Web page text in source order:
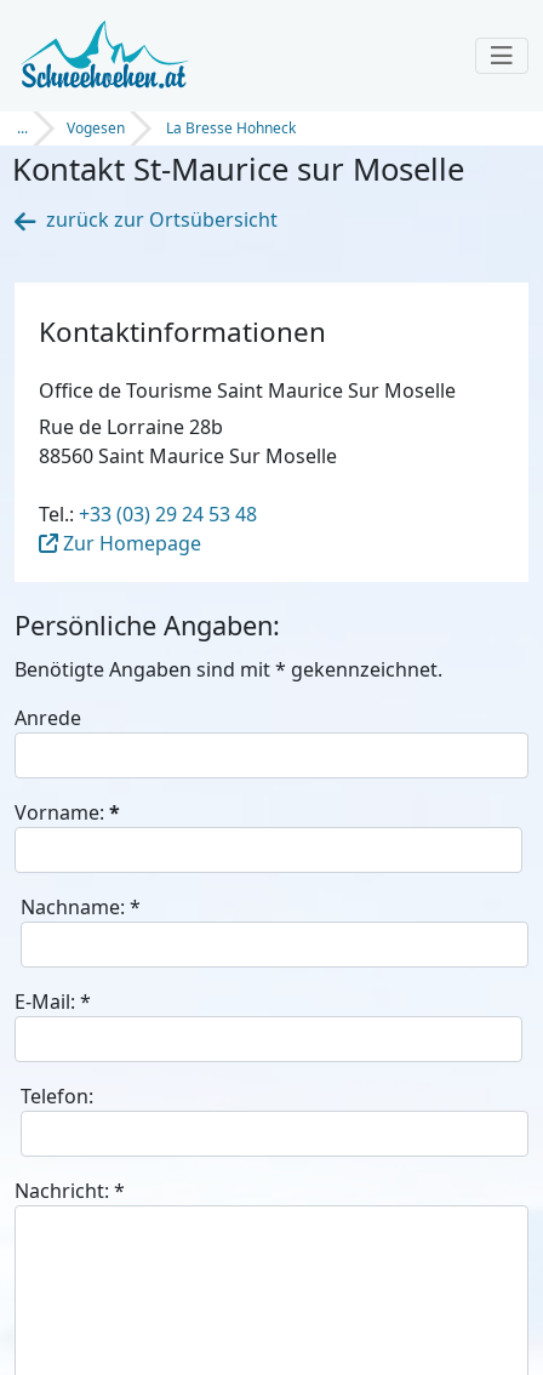
... Vogesen La Bresse Hohneck
Kontakt St-Maurice sur Moselle
zurück zur Ortsübersicht
Persönliche Angaben:
Benötigte Angaben sind mit* gekennzeichnet.
Anrede
Vorname: *
Nachname: *
E-Mail: *
Telefon:
Nachricht: *
Kontaktinformationen
Office de Tourisme Saint Maurice Sur Moselle
Rue de Lorraine 28b
88560 Saint Maurice Sur Moselle
Tel.: +33 (03) 29 24 53 48
Zur Homepage